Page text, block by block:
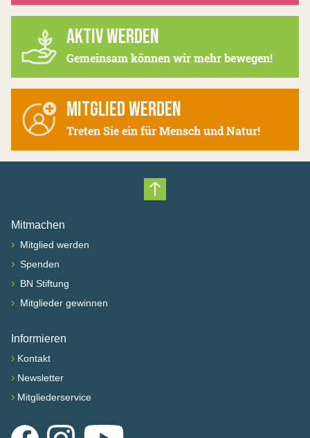
AKTIV WERDEN
Gemeinsam können wir mehr bewegen!
MITGLIED WERDEN
Treten Sie ein für Mensch und Natur!
Nach oben scrollen
Mitmachen
› Mitglied werden
› Spenden
› BN Stiftung
› Mitglieder gewinnen
Informieren
› Kontakt
› Newsletter
› Mitgliederservice
FacebookInstagramYouTube